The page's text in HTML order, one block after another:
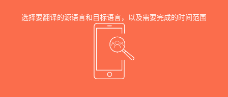
选择要翻译的源语言和目标语言，以及需要完成的时间范围